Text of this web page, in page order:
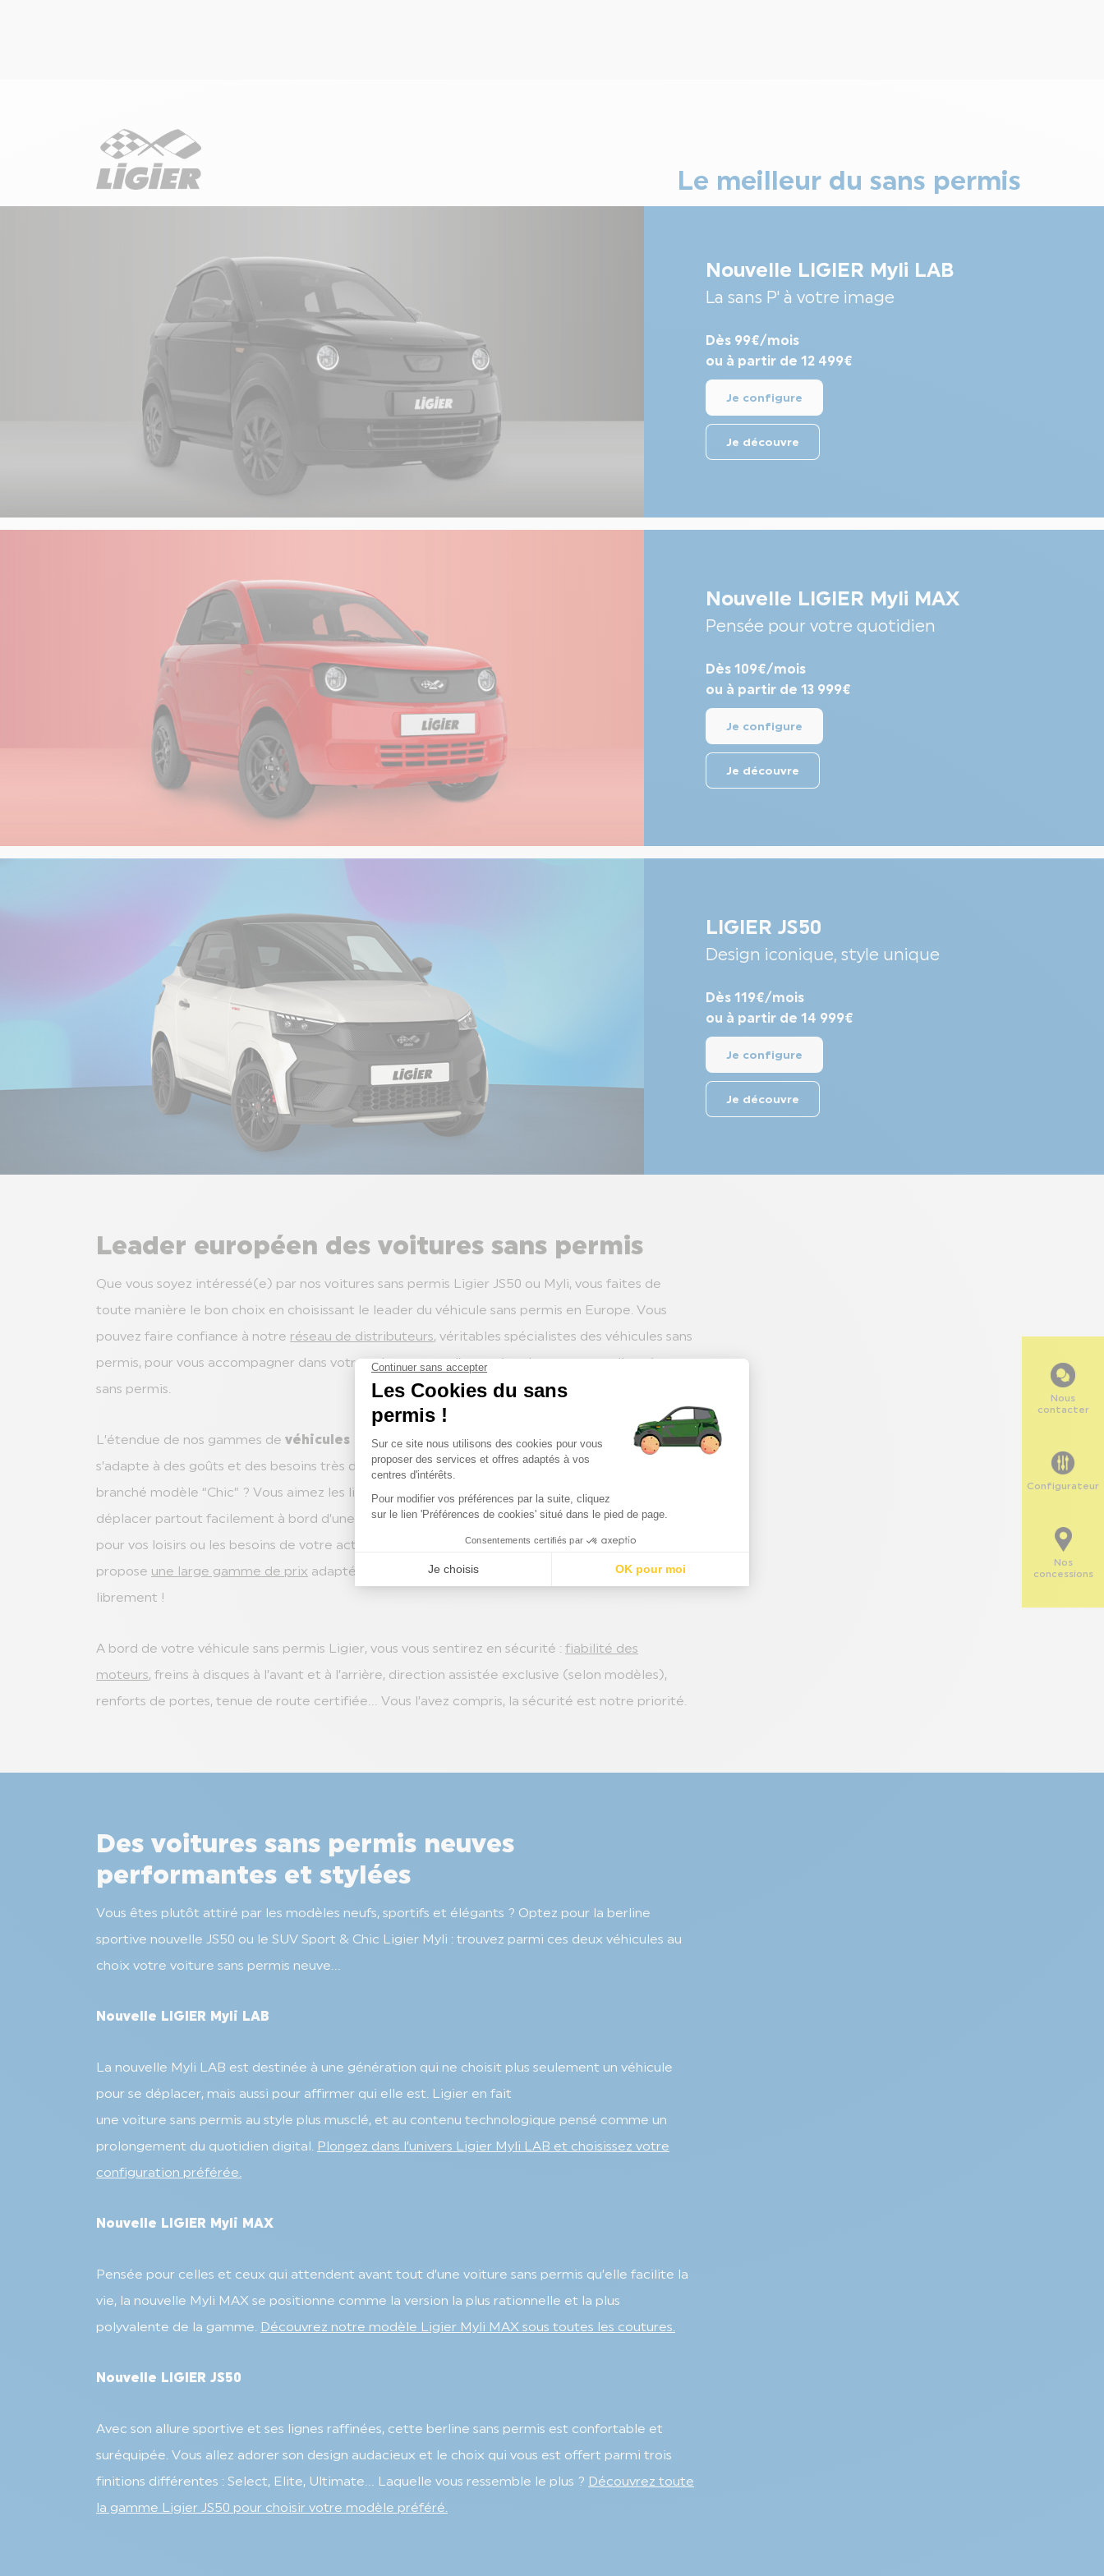
Le meilleur du sans permis
Nouvelle LIGIER Myli LAB
La sans P' à votre image
Dès 99€/mois
ou à partir de 12 499€
Je configure
Je découvre
Nouvelle LIGIER Myli MAX
Pensée pour votre quotidien
Dès 109€/mois
ou à partir de 13 999€
Je configure
Je découvre
LIGIER JS50
Design iconique, style unique
Dès 119€/mois
ou à partir de 14 999€
Je configure
Je découvre
Leader européen des voitures sans permis
Que vous soyez intéressé(e) par nos voitures sans permis Ligier JS50 ou Myli, vous faites de
toute manière le bon choix en choisissant le leader du véhicule sans permis en Europe. Vous
pouvez faire confiance à notre réseau de distributeurs, véritables spécialistes des véhicules sans
permis, pour vous accompagner dans votre achat et pour l’entretien de votre nouvelle voiture
sans permis.
L’étendue de nos gammes de véhicules neufs sans permiss’adresse à tous types de profils et
s’adapte à des goûts et des besoins très différents d’un modèle à l’autre. Vous êtes plutôt
branché modèle “Chic” ? Vous aimez les lignes sportives ou plutôt les SUV ? Vous voulez vous
déplacer partout facilement à bord d’une citadine ? Vous recherchez un utilitaire léger neuf
pour vos loisirs ou les besoins de votre activités ? En terme de véhicules sans permis, Ligier
propose une large gamme de prix adaptée à tous. Choisissez votre modèle et
configurez-le
librement !
A bord de votre véhicule sans permis Ligier, vous vous sentirez en sécurité : fiabilité des
moteurs, freins à disques à l’avant et à l’arrière, direction assistée exclusive (selon modèles),
renforts de portes, tenue de route certifiée… Vous l’avez compris, la sécurité est notre priorité.
Des voitures sans permis neuves
performantes et stylées
Vous êtes plutôt attiré par les modèles neufs, sportifs et élégants ? Optez pour la berline
sportive nouvelle JS50 ou le SUV Sport & Chic Ligier Myli : trouvez parmi ces deux véhicules au
choix votre voiture sans permis neuve…
Nouvelle LIGIER Myli LAB
La nouvelle Myli LAB est destinée à une génération qui ne choisit plus seulement un véhicule
pour se déplacer, mais aussi pour affirmer qui elle est. Ligier en fait
une voiture sans permis au style plus musclé, et au contenu technologique pensé comme un
prolongement du quotidien digital. Plongez dans l’univers Ligier Myli LAB et choisissez votre
configuration préférée.
Nouvelle LIGIER Myli MAX
Pensée pour celles et ceux qui attendent avant tout d’une voiture sans permis qu’elle facilite la
vie, la nouvelle Myli MAX se positionne comme la version la plus rationnelle et la plus
polyvalente de la gamme. Découvrez notre modèle Ligier Myli MAX sous toutes les coutures.
Nouvelle LIGIER JS50
Avec son allure sportive et ses lignes raffinées, cette berline sans permis est confortable et
suréquipée. Vous allez adorer son design audacieux et le choix qui vous est offert parmi trois
finitions différentes : Select, Elite, Ultimate… Laquelle vous ressemble le plus ? Découvrez toute
la gamme Ligier JS50 pour choisir votre modèle préféré.
Nous
contacter
Configurateur
Nos
concessions